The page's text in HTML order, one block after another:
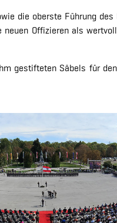
die oberste Führung des
Offizieren als
gestifteten Säbels für